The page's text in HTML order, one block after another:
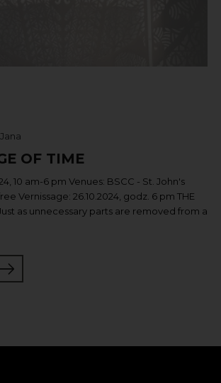
OF TIME
10 am-6 pm Venues: BSCC - St. John's
Vernissage: 26.10.2024, godz. 6 pm THE
Just as unnecessary parts are removed from a
THE PASSAGE OF TIME